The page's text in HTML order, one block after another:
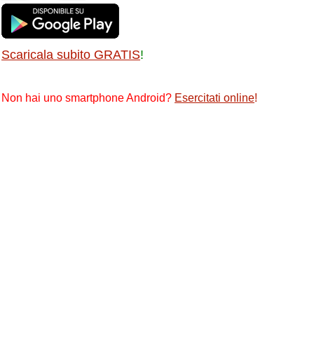
Scaricala subito GRATIS!
Non hai uno smartphone Android? Esercitati online!